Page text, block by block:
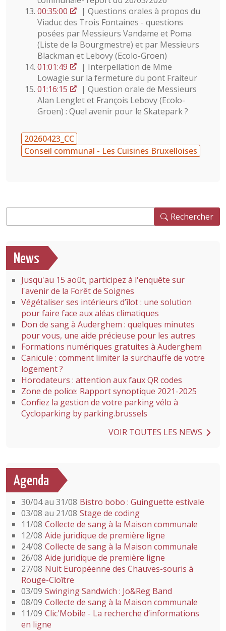
00:35:00
| Questions orales à propos du
Viaduc des Trois Fontaines - questions
posées par Messieurs Vandame et Poma
(Liste de la Bourgmestre) et par Messieurs
Blackman et Lebovy (Ecolo-Groen)
01:01:49
| Interpellation de Mme
Lowagie sur la fermeture du pont Fraiteur
01:16:15
| Question orale de Messieurs
Alan Lenglet et François Lebovy (Ecolo-
Groen) : Quel avenir pour le Skatepark ?
20260423_CC
Conseil communal - Les Cuisines Bruxelloises
Rechercher
News
Jusqu'au 15 août, participez à l'enquête sur
l'avenir de la Forêt de Soignes
Végétaliser ses intérieurs d’îlot : une solution
pour faire face aux aléas climatiques
Don de sang à Auderghem : quelques minutes
pour vous, une aide précieuse pour les autres
Formations numériques gratuites à Auderghem
Canicule : comment limiter la surchauffe de votre
logement ?
Horodateurs : attention aux faux QR codes
Zone de police: Rapport synoptique 2021-2025
Confiez la gestion de votre parking vélo à
Cycloparking by parking.brussels
VOIR TOUTES LES NEWS
Agenda
30/04 au 31/08 Bistro bobo : Guinguette estivale
03/08 au 21/08 Stage de coding
11/08 Collecte de sang à la Maison communale
12/08 Aide juridique de première ligne
24/08 Collecte de sang à la Maison communale
26/08 Aide juridique de première ligne
27/08 Nuit Européenne des Chauves-souris à
Rouge-Cloître
03/09 Swinging Sandwich : Jo&Reg Band
08/09 Collecte de sang à la Maison communale
11/09 Clic'Mobile - La recherche d’informations
en ligne